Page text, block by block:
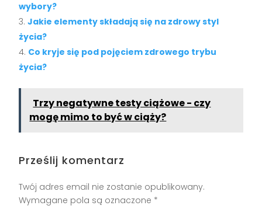
wybory?
Jakie elementy składają się na zdrowy styl
życia?
Co kryje się pod pojęciem zdrowego trybu
życia?
Trzy negatywne testy ciążowe - czy
mogę mimo to być w ciąży?
Prześlij komentarz
Twój adres email nie zostanie opublikowany.
Wymagane pola są oznaczone *